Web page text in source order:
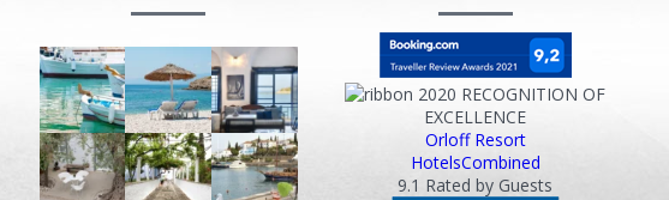
2020 RECOGNITION OF
EXCELLENCE
Orloff Resort
HotelsCombined
9.1 Rated by Guests